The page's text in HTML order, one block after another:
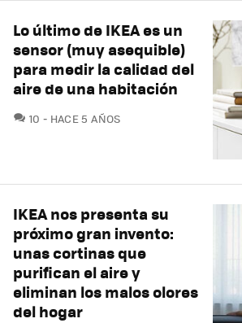
Lo último de IKEA es un
sensor (muy asequible)
para medir la calidad del
aire de una habitación
10 COMENTARIOS
HACE 5 AÑOS
IKEA nos presenta su
próximo gran invento:
unas cortinas que
purifican el aire y
eliminan los malos olores
del hogar